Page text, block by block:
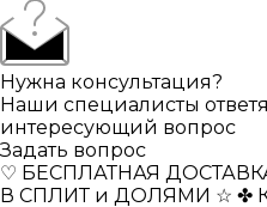
Нужна консультация?
Наши специалисты
интересующий вопрос
Задать вопрос
♡ БЕСПЛАТНАЯ
В СПЛИТ и ДОЛЯМИ ☆ ✤